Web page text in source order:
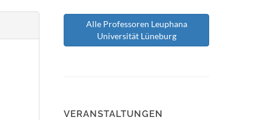
Alle Professoren Leuphana
Universität Lüneburg
VERANSTALTUNGEN